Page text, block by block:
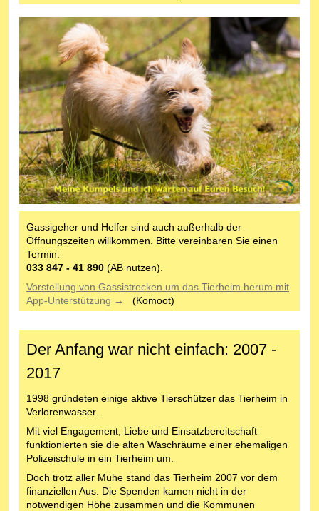
Gassigeher und Helfer sind auch außerhalb der
Öffnungszeiten willkommen. Bitte vereinbaren Sie einen
Termin:
033 847 - 41 890 (AB nutzen).
Vorstellung von Gassistrecken um das Tierheim herum mit
App-Unterstützung →
(Komoot)
Der Anfang war nicht einfach: 2007 -
2017
1998 gründeten einige aktive Tierschützer das Tierheim in
Verlorenwasser.
Mit viel Engagement, Liebe und Einsatzbereitschaft
funktionierten sie die alten Waschräume einer ehemaligen
Polizeischule in ein Tierheim um.
Doch trotz aller Mühe stand das Tierheim 2007 vor dem
finanziellen Aus. Die Spenden kamen nicht in der
notwendigen Höhe zusammen und die Kommunen